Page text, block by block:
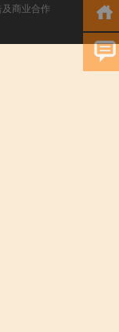
商业合作